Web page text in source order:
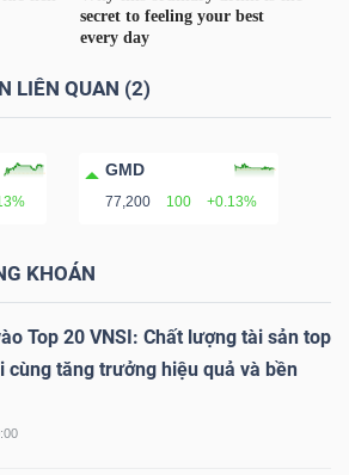
LIÊN QUAN (2)
GMD
77,200 100 +0.13%
KHOÁN
Top 20 VNSI: Chất lượng tài sản top
cùng tăng trưởng hiệu quả và bền